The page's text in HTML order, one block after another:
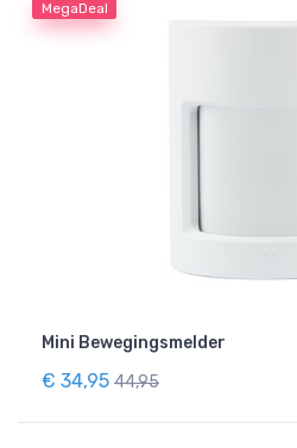
MegaDeal
Mini Bewegingsmelder
€ 34,95 44,95